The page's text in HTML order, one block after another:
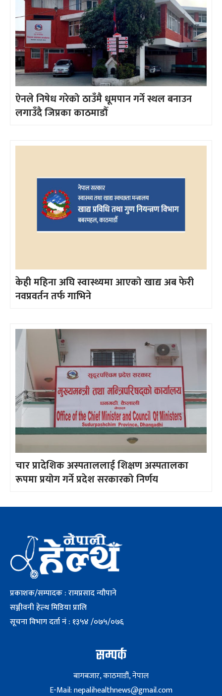
ऐनले निषेध गरेको ठाउँमै धूमपान गर्ने स्थल बनाउन
लगाउँदै जिप्रका काठमाडौँ
केही महिना अघि स्वास्थ्यमा आएको खाद्य अब फेरी
नवप्रवर्तन तर्फ गाभिने
चार प्रादेशिक अस्पताललाई शिक्षण अस्पतालका
रूपमा प्रयोग गर्ने प्रदेश सरकारको निर्णय
प्रकाशक/सम्पादक : रामप्रसाद न्यौपाने
सञ्जीवनी हेल्थ मिडिया प्रालि
सूचना विभाग दर्ता नं : १३५४ /०७५/०७६
सम्पर्क
बागबजार, काठमाडौं, नेपाल
E-Mail: nepalihealthnews@gmail.com